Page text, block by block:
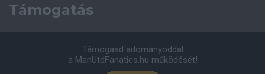
Támogatás
Támogasd adományoddal
a ManUtdFanatics.hu működését!